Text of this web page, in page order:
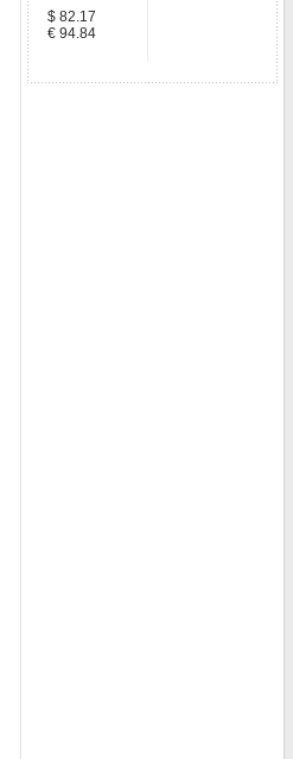
$ 82.17
€ 94.84